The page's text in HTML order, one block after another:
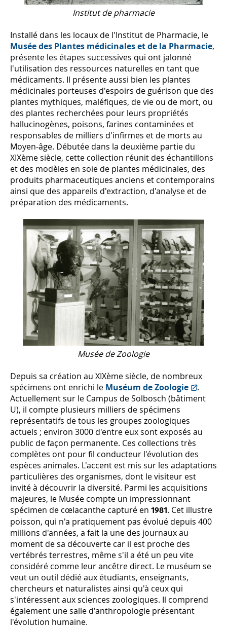
Institut de pharmacie
Installé dans les locaux de l'Institut de Pharmacie, le
Musée des Plantes médicinales et de la Pharmacie,
présente les étapes successives qui ont jalonné
l'utilisation des ressources naturelles en tant que
médicaments. Il présente aussi bien les plantes
médicinales porteuses d'espoirs de guérison que des
plantes mythiques, maléfiques, de vie ou de mort, ou
des plantes recherchées pour leurs propriétés
hallucinogènes, poisons, farines contaminées et
responsables de milliers d'infirmes et de morts au
Moyen-âge. Débutée dans la deuxième partie du
XIXème siècle, cette collection réunit des échantillons
et des modèles en soie de plantes médicinales, des
produits pharmaceutiques anciens et contemporains
ainsi que des appareils d'extraction, d'analyse et de
préparation des médicaments.
Musée de Zoologie
Depuis sa création au XIXème siècle, de nombreux
spécimens ont enrichi le Muséum de Zoologie
.
Actuellement sur le Campus de Solbosch (bâtiment
U), il compte plusieurs milliers de spécimens
représentatifs de tous les groupes zoologiques
actuels ; environ 3000 d'entre eux sont exposés au
public de façon permanente. Ces collections très
complètes ont pour fil conducteur l'évolution des
espèces animales. L'accent est mis sur les adaptations
particulières des organismes, dont le visiteur est
invité à découvrir la diversité. Parmi les acquisitions
majeures, le Musée compte un impressionnant
spécimen de cœlacanthe capturé en 1981 . Cet illustre
poisson, qui n'a pratiquement pas évolué depuis 400
millions d'années, a fait la une des journaux au
moment de sa découverte car il est proche des
vertébrés terrestres, même s'il a été un peu vite
considéré comme leur ancêtre direct. Le muséum se
veut un outil dédié aux étudiants, enseignants,
chercheurs et naturalistes ainsi qu'à ceux qui
s'intéressent aux sciences zoologiques. Il comprend
également une salle d'anthropologie présentant
l'évolution humaine.